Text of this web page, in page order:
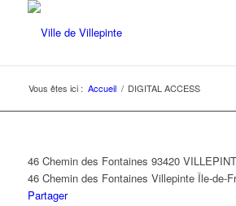
Vous êtes ici : Accueil / DIGITAL ACCESS
46 Chemin des Fontaines 93420
46 Chemin des Fontaines Villepinte Île-de-
Partager